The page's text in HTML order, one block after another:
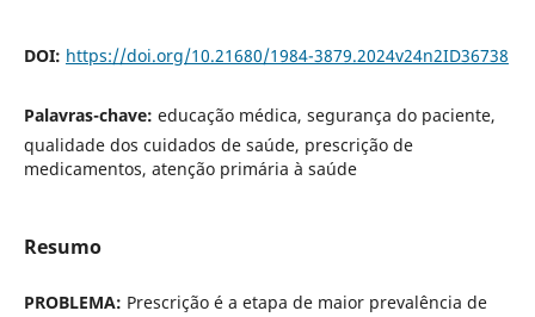
DOI: https://doi.org/10.21680/1984-3879.2024v24n2ID36738
Palavras-chave: educação médica, segurança do paciente,
qualidade dos cuidados de saúde, prescrição de
medicamentos, atenção primária à saúde
Resumo
PROBLEMA: Prescrição é a etapa de maior prevalência de